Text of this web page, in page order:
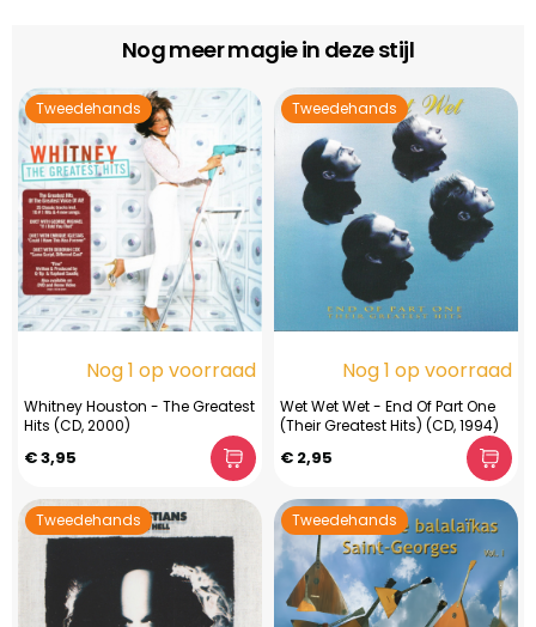
Nog meer magie in deze stijl
Tweedehands
Nog 1 op voorraad
Whitney Houston - The Greatest
Hits (CD, 2000)
€ 3,95
Tweedehands
Nog 1 op voorraad
Wet Wet Wet - End Of Part One
(Their Greatest Hits) (CD, 1994)
€ 2,95
Tweedehands Tweedehands